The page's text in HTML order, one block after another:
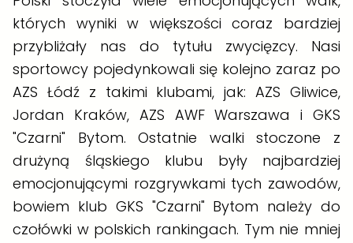
których wyniki w większości coraz bardziej
przybliżały nas do tytułu zwycięzcy. Nasi
sportowcy pojedynkowali się kolejno zaraz po
AZS Łódź z takimi klubami, jak: AZS Gliwice,
Jordan Kraków, AZS AWF Warszawa i GKS
"Czarni" Bytom. Ostatnie walki stoczone z
drużyną śląskiego klubu były najbardziej
emocjonującymi rozgrywkami tych zawodów,
bowiem klub GKS "Czarni" Bytom należy do
czołówki w polskich rankingach. Tym nie mniej